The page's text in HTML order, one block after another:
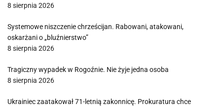
8 sierpnia 2026
Systemowe niszczenie chrześcijan. Rabowani, atakowani,
oskarżani o „bluźnierstwo”
8 sierpnia 2026
Tragiczny wypadek w Rogoźnie. Nie żyje jedna osoba
8 sierpnia 2026
Ukrainiec zaatakował 71-letnią zakonnicę. Prokuratura chce